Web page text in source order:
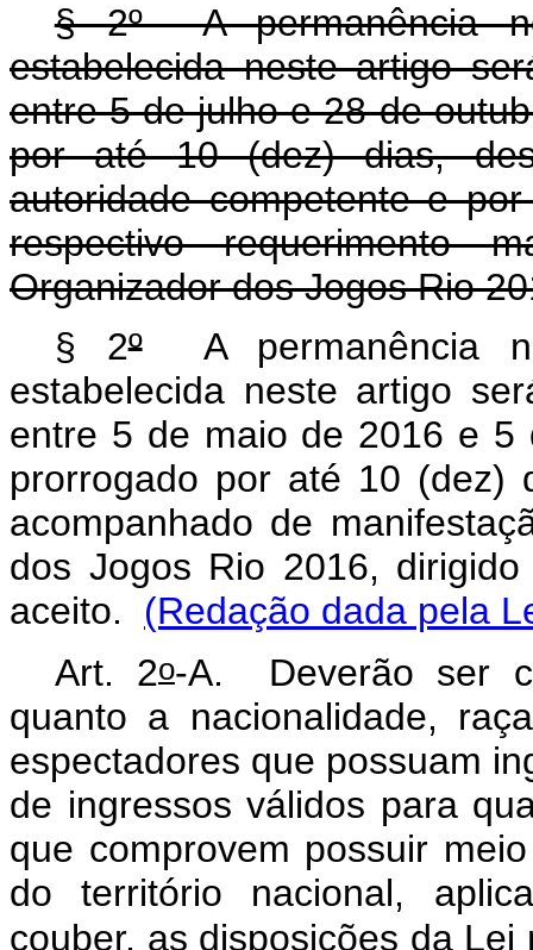
§ 2º A permanência
estabelecida neste artigo
entre 5 de julho e 28 de
por até 10 (dez) dias,
autoridade competente e
respectivo requerimento
Organizador dos Jogos Rio
§ 2ºA permanência
estabelecida neste artigo
entre 5 de maio de 2016 e 5
prorrogado por até 10 (dez)
acompanhado de
dos Jogos Rio 2016,
aceito. (Redação dada pela
Art. 2o-A. Deverão ser
quanto a nacionalidade,
espectadores que possuam
de ingressos válidos para
que comprovem possuir
do território nacional,
couber, as disposições da Lei